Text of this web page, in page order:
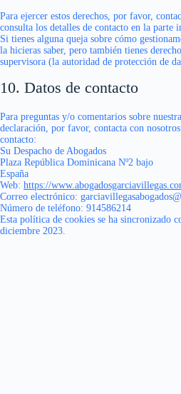
Para ejercer estos derechos, por favor,
consulta los detalles de contacto en la parte
Si tienes alguna queja sobre cómo
la hicieras saber, pero también tienes
supervisora (la autoridad de protección de
10. Datos de contacto
Para preguntas y/o comentarios sobre
declaración, por favor, contacta con
contacto:
Su Despacho de Abogados
Plaza República Dominicana Nº2 bajo
España
Web: https://
Correo electrónico:
Número de teléfono: 914586214
Esta política de cookies se ha sincronizado
diciembre 2023.